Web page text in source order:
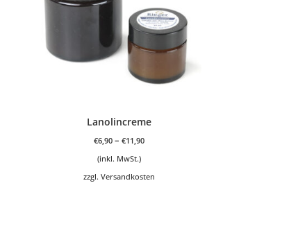
Lanolincreme
€6,90 –€11,90
(inkl. MwSt.)
zzgl.Versandkosten